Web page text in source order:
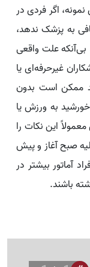
اگر فردی در
به پزشک ندهد،
علت واقعی
غیرحرفه‌ای یا
ممکن است بدون
به ورزش یا
این نکات را
صبح آغاز و پیش
آماتور بیشتر در
باشند.